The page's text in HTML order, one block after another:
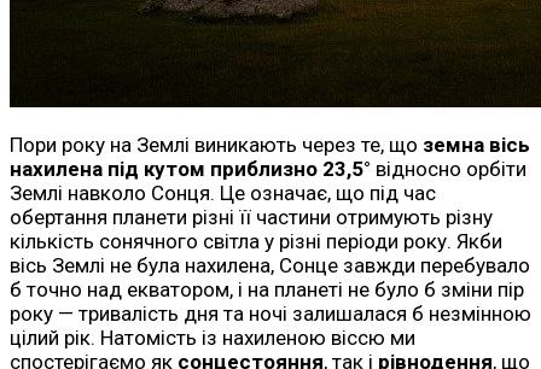
Пори року на Землі виникають через те, що земна вісь
нахилена під кутом приблизно 23,5° відносно орбіти
Землі навколо Сонця. Це означає, що під час
обертання планети різні її частини отримують різну
кількість сонячного світла у різні періоди року. Якби
вісь Землі не була нахилена, Сонце завжди перебувало
б точно над екватором, і на планеті не було б зміни пір
року — тривалість дня та ночі залишалася б незмінною
цілий рік. Натомість із нахиленою віссю ми
спостерігаємо як сонцестояння, так і рівнодення, що